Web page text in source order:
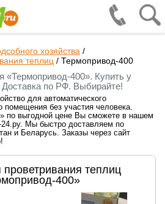
хозяйства /
теплиц / Термопривод-400
«Термопривод-400». Купить у
по РФ. Выбирайте!
для автоматического
помещения без участия человека.
по выгодной цене Вы сможете в нашем
24.ру. Мы быстро доставляем по
и Беларусь. Заказы через сайт
теплиц
400»